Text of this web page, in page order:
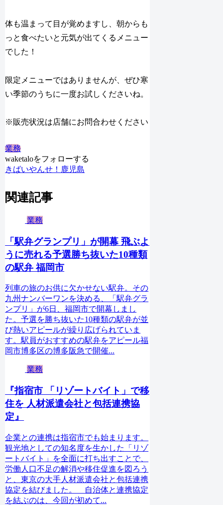
体も温まって目が覚めますし、朝からも
っと食べたいと元気が出てくるメニュー
でした！
限定メニューではありませんが、ぜひ寒
い季節のうちに一度お試しくださいね。
※販売状況は店舗にお問合わせください
業務
waketaloをフォローする
きばいやんせ！鹿児島
関連記事
業務
「駅弁グランプリ」が開幕 飛ぶよ
うに売れる予選勝ち抜いた10種類
の駅弁 福岡市
列車の旅のお供に欠かせない駅弁。その
九州ナンバーワンを決める、「駅弁グラ
ンプリ」が6日、福岡市で開幕しまし
た。予選を勝ち抜いた10種類の駅弁が並
び熱いアピールが繰り広げられていま
す。駅員がおすすめの駅弁をアピール福
岡市博多区の博多阪急で開催...
業務
『指宿市 「リゾートバイト」で移
住を 人材派遣会社と包括連携協
定』
企業との連携は指宿市でも始まります。
観光地としての知名度を生かした「リゾ
ートバイト」を全面に打ち出すことで、
労働人口不足の解消や移住促進を図ろう
と、東京の大手人材派遣会社と包括連携
協定を結びました。 自治体と連携協定
を結ぶのは、今回が初めて...